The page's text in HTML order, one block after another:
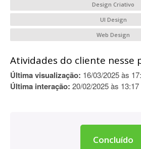
Design Criativo
UI Design
Web Design
Atividades do cliente nesse
Última visualização: 16/03/2025 às
Última interação: 20/02/2025 às 13:17
Concluído